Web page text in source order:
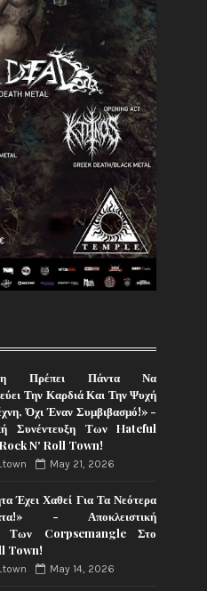
Πρέπει Πάντα Να
Την Καρδιά Και Την Ψυχή
Όχι Έναν Συμβιβασμό!» -
Συνέντευξη Των Hateful
N' Roll Town!
May 21, 2026
Έχει Χαθεί Για Τα Νεότερα
- Αποκλειστική
Των Corpsemangle Στο
Town!
May 14, 2026